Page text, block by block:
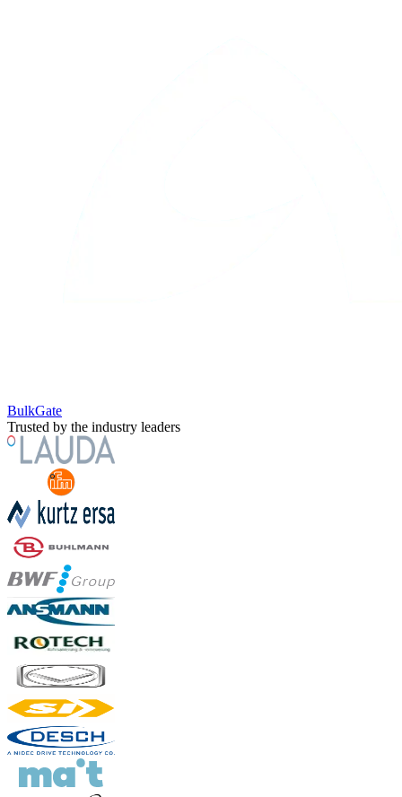
BulkGate
Trusted by the industry leaders